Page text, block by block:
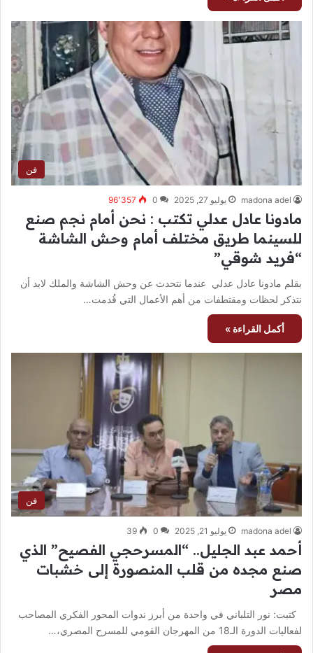
فن
madona adel يوليو 27, 2025 0 96٬357
مادونا عادل عدلي تكتب : نحن أمام نجم صنع
للسينما طريق مختلف أمام وحش الشاشة
“فريد شوقي”
بقلم مادونا عادل عدلي عندما نتحدث عن وحش الشاشة والملك لابد أن
نتذكر لحظات ومقتطفات من أهم الأعمال التي قُدمت…
أكمل القراءة »
فن
madona adel يوليو 21, 2025 0
39
أحمد عبد الجليل.. “المسرحجي الفصيح” الذي
صنع مجده من قلب المنصورة إلى خشبات
مصر
كتبت: نور التلباني في واحدة من أبرز ندوات المحور الفكري المصاحب
لفعاليات الدورة الـ18 من المهرجان القومي للمسرح المصري،…